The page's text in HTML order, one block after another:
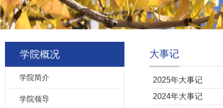
学院概况
学院简介
学院领导
大事记
2025年大事记
2024年大事记